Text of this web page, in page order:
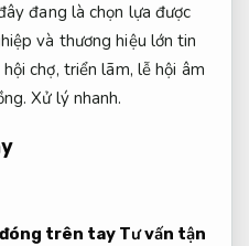
đang là chọn lựa được
và thương hiệu lớn tin
chợ, triển lãm, lễ hội âm
Xử lý nhanh.
đóng trên tay Tư vấn tận